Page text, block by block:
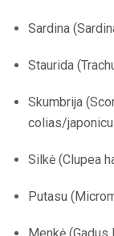
Sardina
Staurida
Skumbrija
colias/
Silkė (Clupea
Putasu